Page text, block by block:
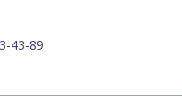
43-89